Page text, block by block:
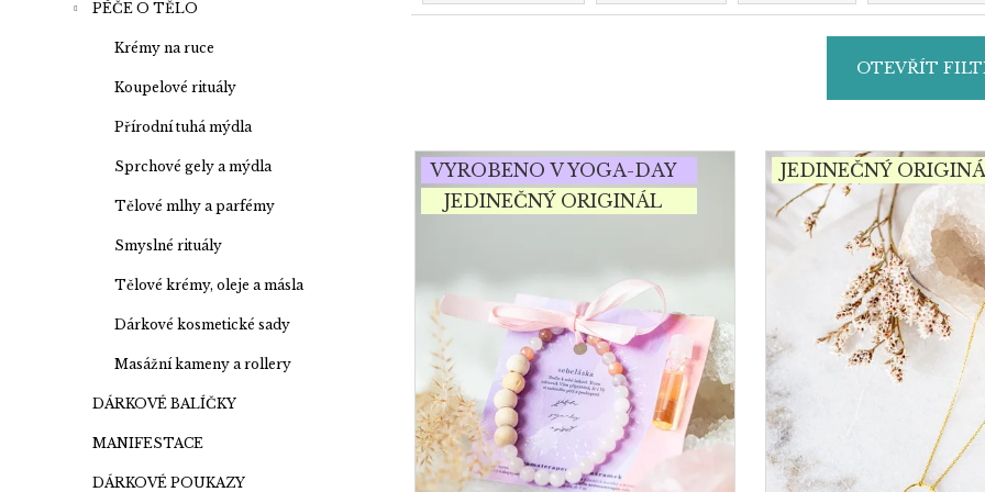
PÉČE O TĚLO
Krémy na ruce
Koupelové rituály
Přírodní tuhá mýdla
Sprchové gely a mýdla
Tělové mlhy a parfémy
Smyslné rituály
Tělové krémy, oleje a másla
Dárkové kosmetické sady
Masážní kameny a rollery
DÁRKOVÉ BALÍČKY
MANIFESTACE
DÁRKOVÉ POUKAZY
z
p
r
o
k
OTEVŘÍT
V
ý
p
p
d
u
k
VYROBENO V YOGA-DAY
JEDINEČNÝ ORIGINÁL
JEDINEČNÝ